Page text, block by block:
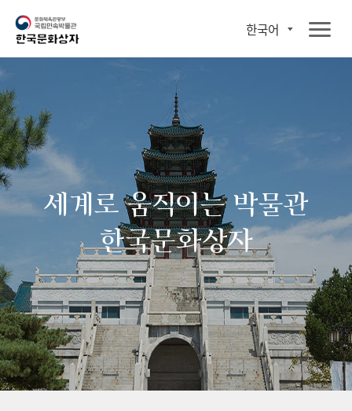
한국어
세계로 움직이는 박물관
한국문화상자